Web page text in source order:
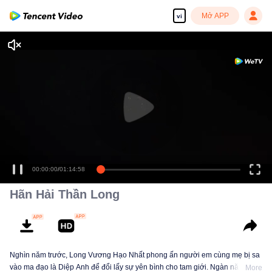
vi Mở APP
00:00:00/01:14:58
Hãn Hải Thần Long
Nghìn năm trước, Long Vương Hạo Nhất phong ấn người em cùng mẹ bị sa
vào ma đạo là Diệp Anh để đổi lấy sự yên bình cho tam giới. Ngàn năm sau,
More